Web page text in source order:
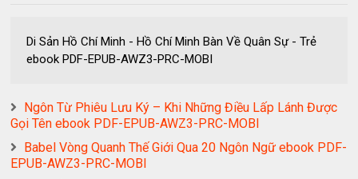
Di Sản Hồ Chí Minh - Hồ Chí Minh Bàn Về Quân Sự - Trẻ
ebook PDF-EPUB-AWZ3-PRC-MOBI
Ngôn Từ Phiêu Lưu Ký – Khi Những Điều Lấp Lánh Được
Gọi Tên ebook PDF-EPUB-AWZ3-PRC-MOBI
Babel Vòng Quanh Thế Giới Qua 20 Ngôn Ngữ ebook PDF-
EPUB-AWZ3-PRC-MOBI